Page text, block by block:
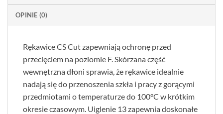
OPINIE (0)
Rękawice CS Cut zapewniają ochronę przed
przecięciem na poziomie F. Skórzana część
wewnętrzna dłoni sprawia, że rękawice idealnie
nadają się do przenoszenia szkła i pracy z gorącymi
przedmiotami o temperaturze do 100°C w krótkim
okresie czasowym. Uiglenie 13 zapewnia doskonałe